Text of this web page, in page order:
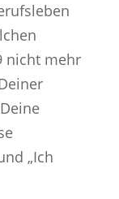
nicht mehr
„Ich